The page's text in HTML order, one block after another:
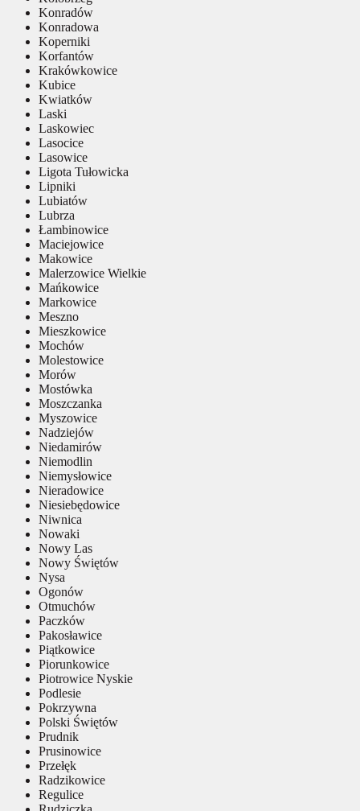
Konradów
Konradowa
Koperniki
Korfantów
Krakówkowice
Kubice
Kwiatków
Laski
Laskowiec
Lasocice
Lasowice
Ligota Tułowicka
Lipniki
Lubiatów
Lubrza
Łambinowice
Maciejowice
Makowice
Malerzowice Wielkie
Mańkowice
Markowice
Meszno
Mieszkowice
Mochów
Molestowice
Morów
Mostówka
Moszczanka
Myszowice
Nadziejów
Niedamirów
Niemodlin
Niemysłowice
Nieradowice
Niesiebędowice
Niwnica
Nowaki
Nowy Las
Nowy Świętów
Nysa
Ogonów
Otmuchów
Paczków
Pakosławice
Piątkowice
Piorunkowice
Piotrowice Nyskie
Podlesie
Pokrzywna
Polski Świętów
Prudnik
Prusinowice
Przełęk
Radzikowice
Regulice